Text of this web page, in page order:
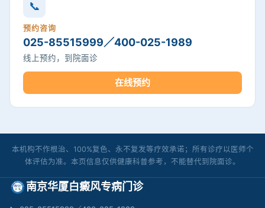
📞
预约咨询
025-85515999／400-025-1989
线上预约，到院面诊
在线预约
本机构不作根治、100%复色、永不复发等疗效承诺；所有诊疗以医师个
体评估为准。本页信息仅供健康科普参考，不能替代到院面诊。
南京华厦白癜风专病门诊